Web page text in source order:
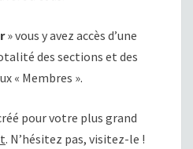
» vous y avez accès d’une
des sections et des
« Membres ».
pour votre plus grand
. N’hésitez pas, visitez-le !